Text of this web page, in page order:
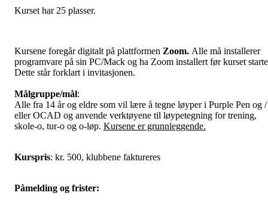
Kurset har 25 plasser.
Kursene foregår digitalt på plattformen Zoom. Alle må installerer
programvare på sin PC/Mack og ha Zoom installert før kurset
Dette står forklart i invitasjonen.
Målgruppe/mål:
Alle fra 14 år og eldre som vil lære å tegne løyper i Purple Pen og /
eller OCAD og anvende verktøyene til løypetegning for trening,
skole-o, tur-o og o-løp. Kursene er grunnleggende.
Kurspris: kr. 500, klubbene faktureres
Påmelding og frister: